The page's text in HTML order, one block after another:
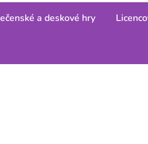
a deskové hry